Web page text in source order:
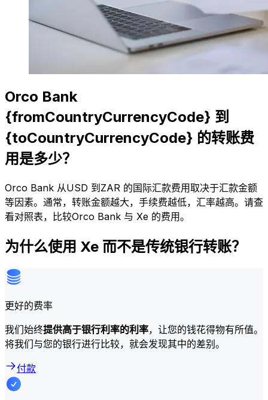
Orco Bank
{fromCountryCurrencyCode} 到
{toCountryCurrencyCode} 的转账费
用是多少？
Orco Bank 从USD 到ZAR 的国际汇款费用取决于汇款金额
等因素。通常，转账金额越大，手续费越低，汇率越高。请查
看对照表，比较Orco Bank 与 Xe 的费用。
为什么使用 Xe 而不是传统银行转账？
更好的费率
我们始终提供高于银行利率的利率，让您的钱花得物有所值。
将我们与您的银行进行比较，就会发现其中的差别。
付款